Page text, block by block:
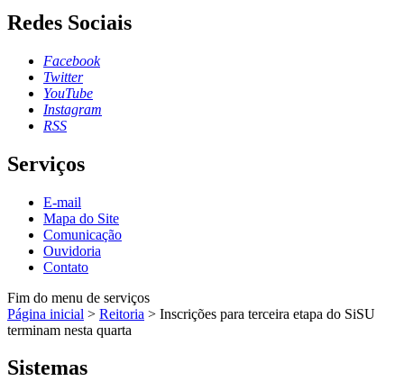
Redes Sociais
Facebook
Twitter
YouTube
Instagram
RSS
Serviços
E-mail
Mapa do Site
Comunicação
Ouvidoria
Contato
Fim do menu de serviços
Página inicial > Reitoria > Inscrições para terceira etapa do SiSU
terminam nesta quarta
Sistemas